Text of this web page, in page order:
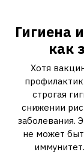
Гигиена
как
Хотя
строгая
снижении
заболевания.
не может